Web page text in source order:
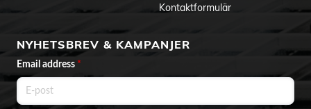
Kontaktformulär
NYHETSBREV & KAMPANJER
Email address *